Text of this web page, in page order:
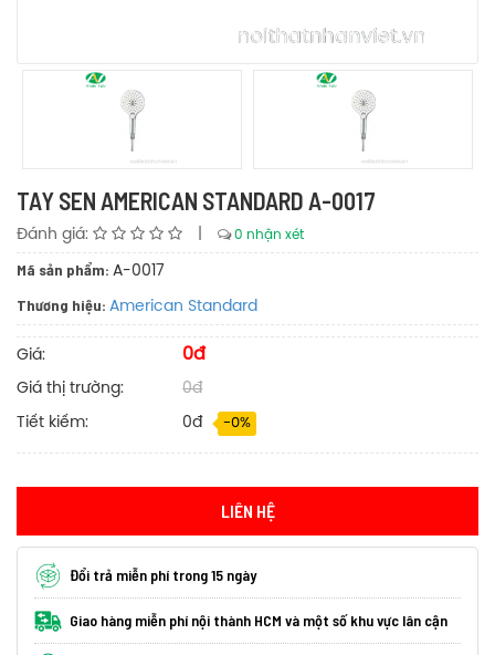
TAY SEN AMERICAN STANDARD A-0017
Đánh giá: 0 nhận xét
Mã sản phẩm: A-0017
Thương hiệu: American Standard
Giá: 0đ
Giá thị trường: 0đ
Tiết kiếm: 0đ -0%
LIÊN HỆ
Đổi trả miễn phí trong 15 ngày
Giao hàng miễn phí nội thành HCM và một số khu vực lân cận